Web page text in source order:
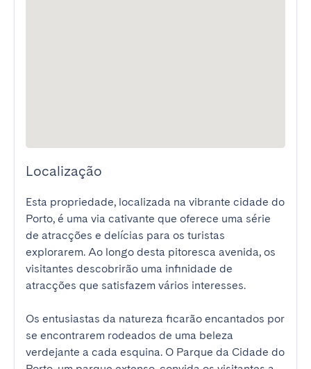
Localização
Esta propriedade, localizada na vibrante cidade do
Porto, é uma via cativante que oferece uma série
de atracções e delícias para os turistas
explorarem. Ao longo desta pitoresca avenida, os
visitantes descobrirão uma infinidade de
atracções que satisfazem vários interesses.
Os entusiastas da natureza ficarão encantados por
se encontrarem rodeados de uma beleza
verdejante a cada esquina. O Parque da Cidade do